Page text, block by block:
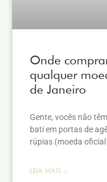
Onde
qualquer
de Janeiro
Gente, vocês não
bati em portas de
rúpias (moeda
LEIA MAIS >